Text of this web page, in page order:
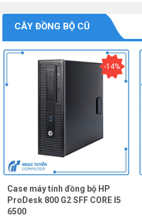
CÂY ĐỒNG BỘ CŨ
-14%
Case máy tính đồng bộ HP
ProDesk 800 G2 SFF CORE I5
6500